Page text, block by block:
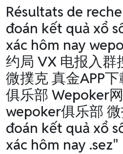
Résultats de
đoán kết quả xổ
xác hôm nay
约局 VX 电报入群
微撲克 真金APP
俱乐部 Wepoker
wepoker俱乐部
đoán kết quả xổ
xác hôm nay .sez"